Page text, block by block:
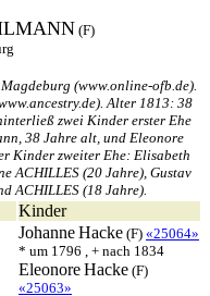
(F)
(www.online-ofb.de).
Alter 1813: 38
zwei Kinder erster Ehe
38 Jahre alt, und Eleonore
Kinder zweiter Ehe: Elisabeth
ACHILLES (20 Jahre), Gustav
ACHILLES (18 Jahre).
Kinder
JohanneHacke (F) «25064»
* um 1796 , + nach 1834
EleonoreHacke (F)
«25063»